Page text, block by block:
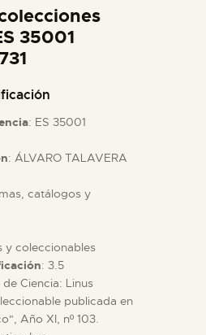
35001
: ES 35001
: ÁLVARO TALAVERA
catálogos y
y coleccionables
: 3.5
Ciencia: Linus
publicada en
Año XI, nº 103.